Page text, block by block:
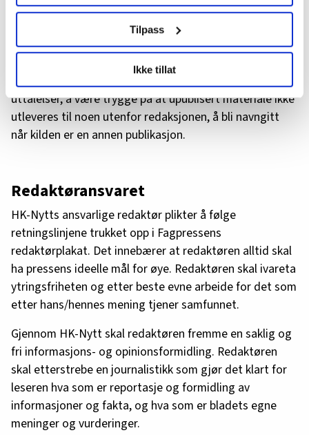
brukes. Du kan hele tiden endre eller trekke tilbake ditt
samtykke fra erklæringen om informasjonskapsler.
LO Medias publikasjoner frifagbevegelse.no, hk-nytt.no
og fontene.no bruker informasjonskapsler (cookies) for å
lære hvordan våre nettsider blir brukt slik at vi tilby
relevant innhold, tilpassede annonser og utarbeide
statistikk.
Vi deler bare informasjon om hvordan du bruker
oversikten lengre ned på denne siden.
Tilpass
Ikke tillat
HK-Nytts kilder skal gjengis korrekt. Derfor har kildene
rett til å få vite hvordan de blir gjengitt og i hvilken
sammenheng. Kildene har rett til å bli beskyttet dersom
de er lovet anonymitet, å bli beskyttet mot seg selv når
det er åpenbart at de ikke ser konsekvensene av sine
uttalelser, å være trygge på at upublisert materiale ikke
utleveres til noen utenfor redaksjonen, å bli navngitt
når kilden er en annen publikasjon.
Redaktøransvaret
HK-Nytts ansvarlige redaktør plikter å følge
retningslinjene trukket opp i Fagpressens
redaktørplakat. Det innebærer at redaktøren alltid skal
ha pressens ideelle mål for øye. Redaktøren skal ivareta
ytringsfriheten og etter beste evne arbeide for det som
etter hans/hennes mening tjener samfunnet.
Gjennom HK-Nytt skal redaktøren fremme en saklig og
fri informasjons- og opinionsformidling. Redaktøren
skal etterstrebe en journalistikk som gjør det klart for
leseren hva som er reportasje og formidling av
informasjoner og fakta, og hva som er bladets egne
meninger og vurderinger.